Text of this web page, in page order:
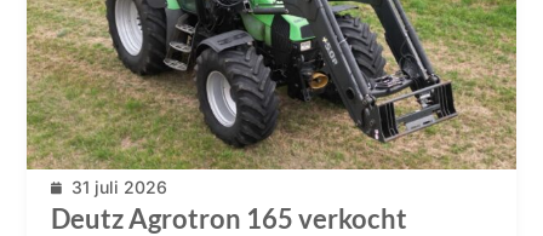
31 juli 2026
Deutz Agrotron 165 verkocht